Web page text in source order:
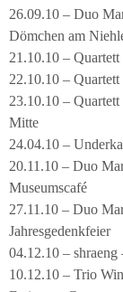
26.09.10 – Duo
Dömchen am
21.10.10 –
22.10.10 –
23.10.10 –
Mitte
24.04.10 –
20.11.10 – Duo
Museumscafé
27.11.10 – Duo
Jahresgedenkfeier
04.12.10 –
10.12.10 – Trio